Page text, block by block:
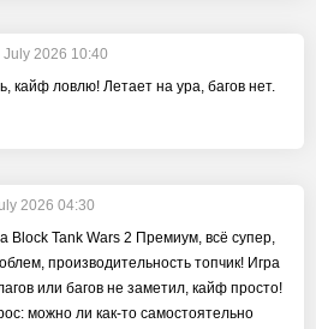
July 2026 10:40
кайф ловлю! Летает на ура, багов нет.
2026 04:30
Block Tank Wars 2 Премиум, всё супер,
производительность топчик! Игра
или багов не заметил, кайф просто!
можно ли как-то самостоятельно